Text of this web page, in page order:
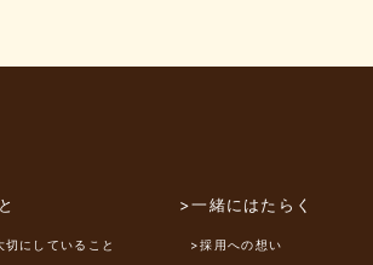
切にしていること
>一緒にはたらく
>採用への想い